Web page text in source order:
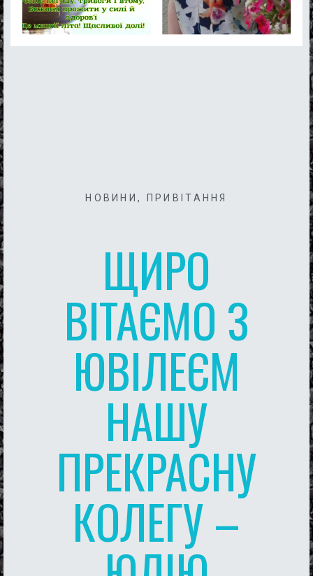
НОВИНИ, ПРИВІТАННЯ
ЩИРО
ВІТАЄМО З
ЮВІЛЕЄМ
НАШУ
ПРЕКРАСНУ
КОЛЕГУ –